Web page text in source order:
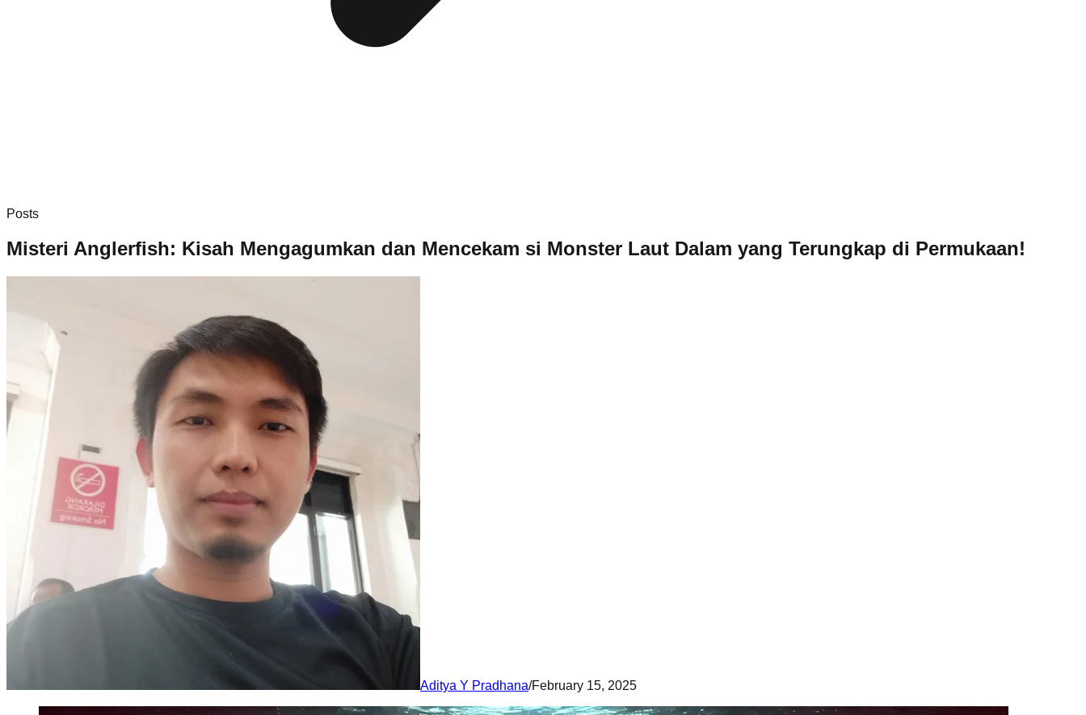
Posts
Misteri Anglerfish: Kisah Mengagumkan dan Mencekam si Monster Laut Dalam yang Terungkap di Permukaan!
Aditya Y Pradhana/February 15, 2025